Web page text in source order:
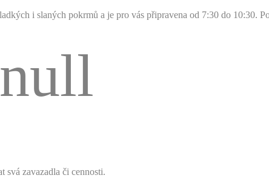
i slaných pokrmů a je pro vás připravena od 7:30 do 10:30.
svá zavazadla či cennosti.